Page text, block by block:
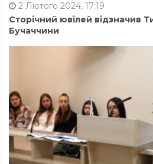
2 Лютого 2024, 17:19
Сторічний ювілей відзначив
Бучаччини